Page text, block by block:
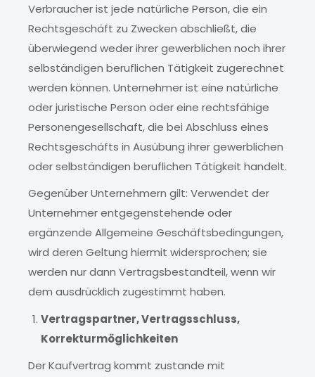
Verbraucher ist jede natürliche Person, die ein
Rechtsgeschäft zu Zwecken abschließt, die
überwiegend weder ihrer gewerblichen noch ihrer
selbständigen beruflichen Tätigkeit zugerechnet
werden können. Unternehmer ist eine natürliche
oder juristische Person oder eine rechtsfähige
Personengesellschaft, die bei Abschluss eines
Rechtsgeschäfts in Ausübung ihrer gewerblichen
oder selbständigen beruflichen Tätigkeit handelt.
Gegenüber Unternehmern gilt: Verwendet der
Unternehmer entgegenstehende oder
ergänzende Allgemeine Geschäftsbedingungen,
wird deren Geltung hiermit widersprochen; sie
werden nur dann Vertragsbestandteil, wenn wir
dem ausdrücklich zugestimmt haben.
Vertragspartner, Vertragsschluss,
Korrekturmöglichkeiten
Der Kaufvertrag kommt zustande mit